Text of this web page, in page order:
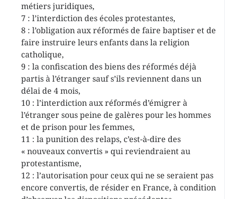
métiers juridiques,
7 : l’interdiction des écoles protestantes,
8 : l’obligation aux réformés de faire baptiser et de
faire instruire leurs enfants dans la religion
catholique,
9 : la confiscation des biens des réformés déjà
partis à l’étranger sauf s’ils reviennent dans un
délai de 4 mois,
10 : l’interdiction aux réformés d’émigrer à
l’étranger sous peine de galères pour les hommes
et de prison pour les femmes,
11 : la punition des relaps, c’est-à-dire des
« nouveaux convertis » qui reviendraient au
protestantisme,
12 : l’autorisation pour ceux qui ne se seraient pas
encore convertis, de résider en France, à condition